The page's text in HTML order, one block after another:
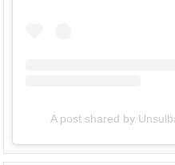
A post shared by